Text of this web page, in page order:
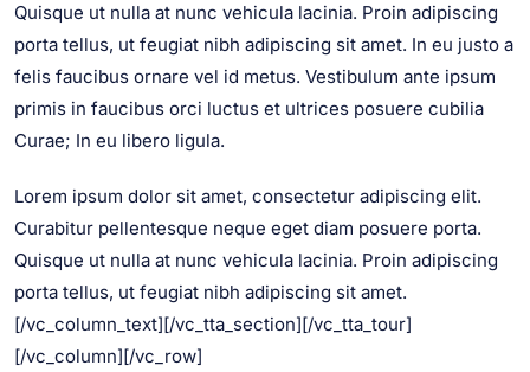
Quisque ut nulla at nunc vehicula lacinia. Proin adipiscing
porta tellus, ut feugiat nibh adipiscing sit amet. In eu justo a
felis faucibus ornare vel id metus. Vestibulum ante ipsum
primis in faucibus orci luctus et ultrices posuere cubilia
Curae; In eu libero ligula.
Lorem ipsum dolor sit amet, consectetur adipiscing elit.
Curabitur pellentesque neque eget diam posuere porta.
Quisque ut nulla at nunc vehicula lacinia. Proin adipiscing
porta tellus, ut feugiat nibh adipiscing sit amet.
[/vc_column_text][/vc_tta_section][/vc_tta_tour]
[/vc_column][/vc_row]